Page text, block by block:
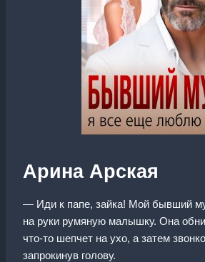
Арина Арская
— Иди к папе, зайка! Мой бывший
на руки румяную малышку. Она
что-то шепчет на ухо, а затем
запрокинув голову.